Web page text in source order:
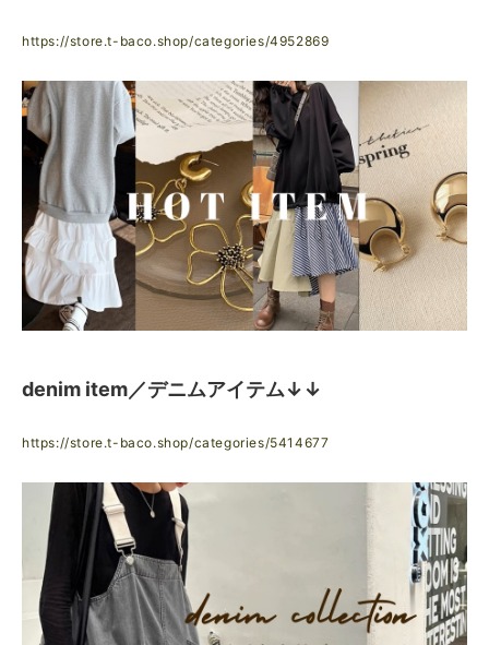
https://store.t-baco.shop/categories/4952869
denim item／デニムアイテム↓↓
https://store.t-baco.shop/categories/5414677